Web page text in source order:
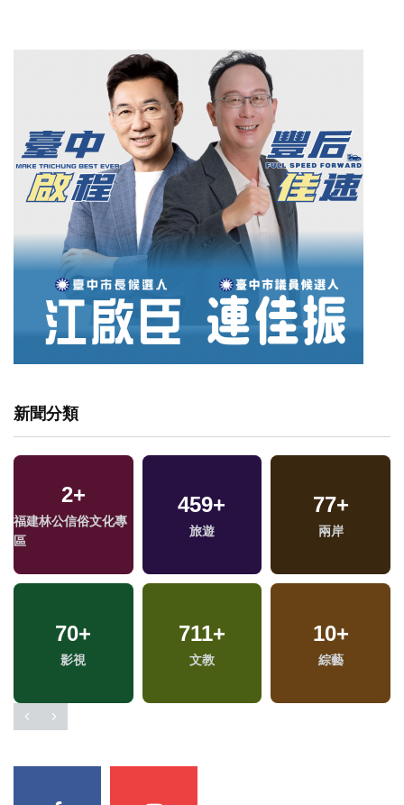
新聞分類
2+
福建林公信俗文化專
區
459+
旅遊
77+
兩岸
70+
影視
711+
文教
10+
綜藝